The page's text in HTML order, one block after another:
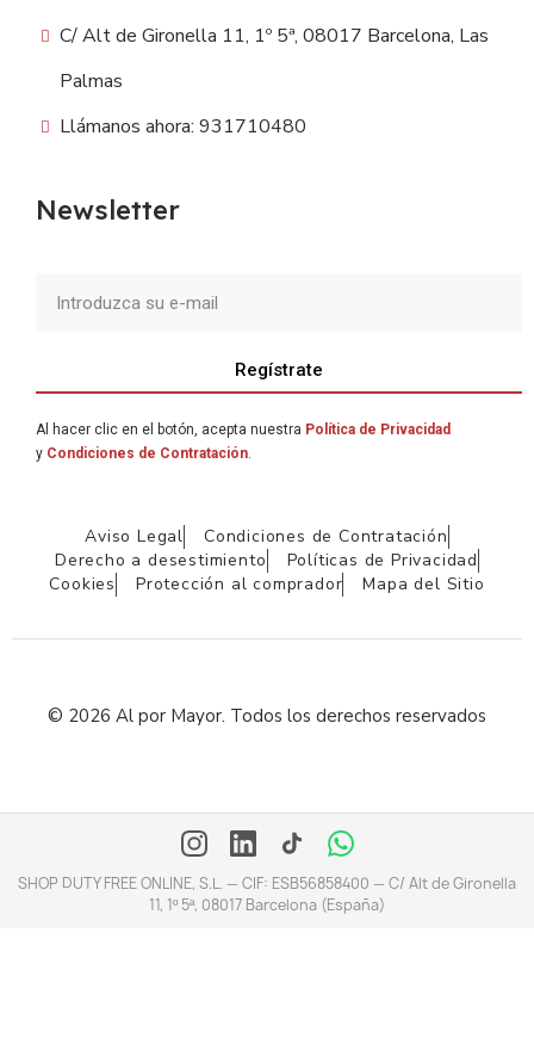
C/ Alt de Gironella 11, 1º 5ª, 08017 Barcelona, Las
Palmas
Llámanos ahora: 931710480
Newsletter
Regístrate
Al hacer clic en el botón, acepta nuestra Política de Privacidad
y Condiciones de Contratación.
Aviso Legal
Condiciones de Contratación
Derecho a desestimiento
Políticas de Privacidad
Cookies
Protección al comprador Mapa del Sitio
© 2026 Al por Mayor. Todos los derechos reservados
SHOP DUTY FREE ONLINE, S.L. — CIF: ESB56858400 — C/ Alt de Gironella
11, 1º 5ª, 08017 Barcelona (España)